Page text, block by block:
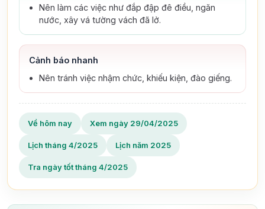
Nên làm các việc như đắp đập đê điều, ngăn
nước, xây vá tường vách đã lở.
Cảnh báo nhanh
Nên tránh việc nhậm chức, khiếu kiện, đào giếng.
Về hôm nay Xem ngày 29/04/2025
Lịch tháng 4/2025 Lịch năm 2025
Tra ngày tốt tháng 4/2025